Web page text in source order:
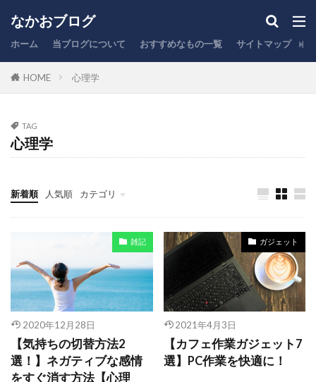
なかおブログ
ホーム 当ブログについて おすすめなもの一覧 サイトマップ
HOME 心理学
TAG
心理学
新着順 人気順 カテゴリ
ファイナンス
ガジェット
投資
雑記
まとめ
雑記
2020年12月28日
【気持ちの切替方法2
選！】ネガティブな感情
をすぐ消す方法【心理
ガジェット
2021年4月3日
【カフェ作業ガジェット7
選】PC作業を快適に！
カテゴリー
キーボード
ポイント
レビュー
副業
商品紹介 在宅勤務
家計管理
心理学 投資信託
時短
株式投資
楽天 税金
節税
脱毛
証券口座 賃貸住宅 銀行
検索